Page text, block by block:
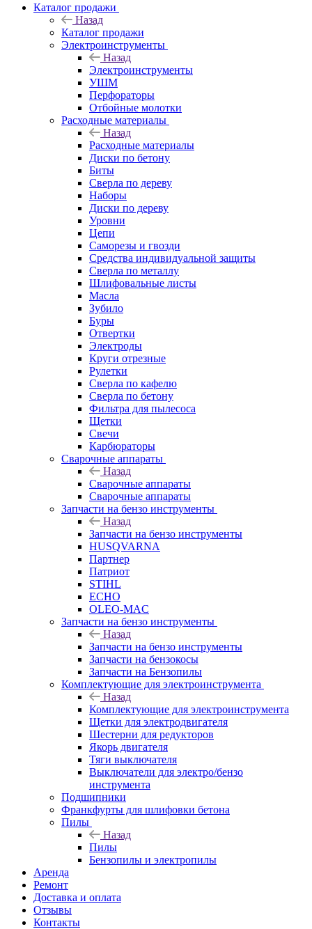
Каталог продажи
Назад
Каталог продажи
Электроинструменты
Назад
Электроинструменты
УШМ
Перфораторы
Отбойные молотки
Расходные материалы
Назад
Расходные материалы
Диски по бетону
Биты
Сверла по дереву
Наборы
Диски по дереву
Уровни
Цепи
Саморезы и гвозди
Средства индивидуальной защиты
Сверла по металлу
Шлифовальные листы
Масла
Зубило
Буры
Отвертки
Электроды
Круги отрезные
Рулетки
Сверла по кафелю
Сверла по бетону
Фильтра для пылесоса
Щетки
Свечи
Карбюраторы
Сварочные аппараты
Назад
Сварочные аппараты
Сварочные аппараты
Запчасти на бензо инструменты
Назад
Запчасти на бензо инструменты
HUSQVARNA
Партнер
Патриот
STIHL
ECHO
OLEO-MAC
Запчасти на бензо инструменты
Назад
Запчасти на бензо инструменты
Запчасти на бензокосы
Запчасти на Бензопилы
Комплектующие для электроинструмента
Назад
Комплектующие для электроинструмента
Щетки для электродвигателя
Шестерни для редукторов
Якорь двигателя
Тяги выключателя
Выключатели для электро/бензо
инструмента
Подшипники
Франкфурты для шлифовки бетона
Пилы
Назад
Пилы
Бензопилы и электропилы
Аренда
Ремонт
Доставка и оплата
Отзывы
Контакты